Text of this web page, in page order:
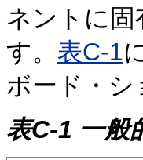
ネントに
す。 表C-1
ボード・
表C-1 一般